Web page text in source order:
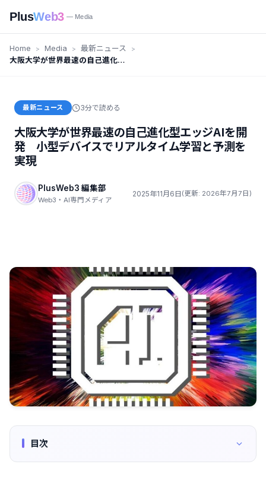
PlusWeb3 — Media
Home Media
最新ニュース
大阪大学が世界最速の自己進化型
最新ニュース 3分で読める
大阪大学が世界最速の自己進化型エッジAIを開
発 小型デバイスでリアルタイム学習と予測を
実現
PlusWeb3 編集部
Web3・AI専門メディア
2025年11月6日(更新: 2026年7月7日)
目次